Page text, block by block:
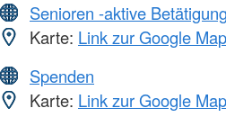
Senioren -aktive
Karte: Link zur Google
Spenden
Karte: Link zur Google